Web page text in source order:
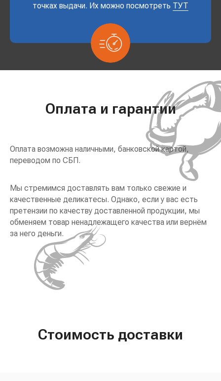
точках выдачи. Их можно посмотреть ТУТ
Оплата и гарантии
Оплата возможна наличными, банковской картой,
переводом по СБП.
Мы стремимся доставлять вам только свежие и
качественные деликатесы. Однако, если у вас есть
претензии по качеству доставленной продукции, мы
обменяем товар ненадлежащего качества или вернём
за него деньги.
Стоимость доставки